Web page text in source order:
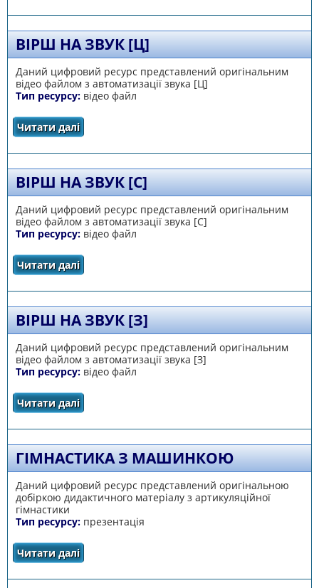
ВІРШ НА ЗВУК [Ц]
Даний цифровий ресурс представлений оригінальним
відео файлом з автоматизації звука [Ц]
Тип ресурсу: відео файл
Читати даліпро Вірш на звук [Ц]
ВІРШ НА ЗВУК [С]
Даний цифровий ресурс представлений оригінальним
відео файлом з автоматизації звука [С]
Тип ресурсу: відео файл
Читати даліпро Вірш на звук [С]
ВІРШ НА ЗВУК [З]
Даний цифровий ресурс представлений оригінальним
відео файлом з автоматизації звука [З]
Тип ресурсу: відео файл
Читати даліпро Вірш на звук [З]
ГІМНАСТИКА З МАШИНКОЮ
Даний цифровий ресурс представлений оригінальною
добіркою дидактичного матеріалу з артикуляційної
гімнастики
Тип ресурсу: презентація
Читати даліпро Гімнастика з машинкою